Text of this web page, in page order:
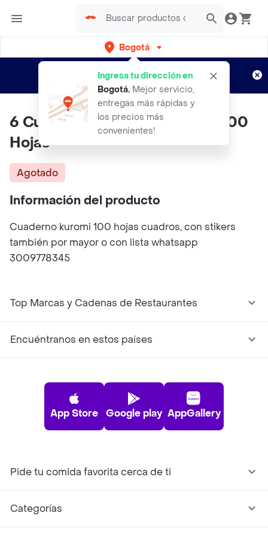
Bogotá
Ingresa tu dirección en
Bogotá. Mejor servicio,
entregas más rápidas y
los precios más
convenientes!
envíos gratis por semanas
Aplican TyC
6 Cuadernos Kuromi Cuadros 100
Hojas
Agotado
Información del producto
Cuaderno kuromi 100 hojas cuadros, con stikers
también por mayor o con lista whatsapp
3009778345
Top Marcas y Cadenas de Restaurantes
Encuéntranos en estos países
App Store Google play AppGallery
Pide tu comida favorita cerca de ti
Categorías